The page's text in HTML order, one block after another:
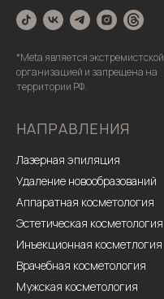
*Meta является экстремистской
организацией и запрещена на
территории РФ.
НАПРАВЛЕНИЯ
Лазерная эпиляция
Удаление новообразований
Аппаратная косметология
Эстетическая косметология
Инъекционная косметлогия
Врачебная косметология
Мужская косметология